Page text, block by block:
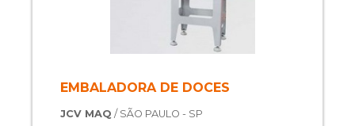
EMBALADORA DE DOCES
JCV MAQ / SÃO PAULO - SP